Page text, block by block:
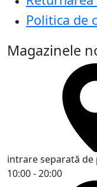
Politica de
Magazinele
intrare separată de
10:00 - 20:00